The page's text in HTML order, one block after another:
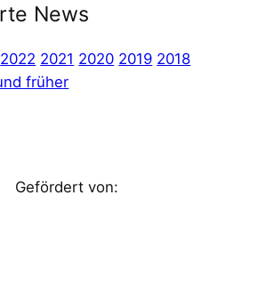
News
2022 2021 2020 2019 2018
früher
Gefördert von: